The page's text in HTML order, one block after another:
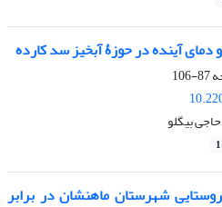
آینده در حوزۀ آبخیز سد کارده
87-106
بیگلو
شهرستان ماهنشان در برابر